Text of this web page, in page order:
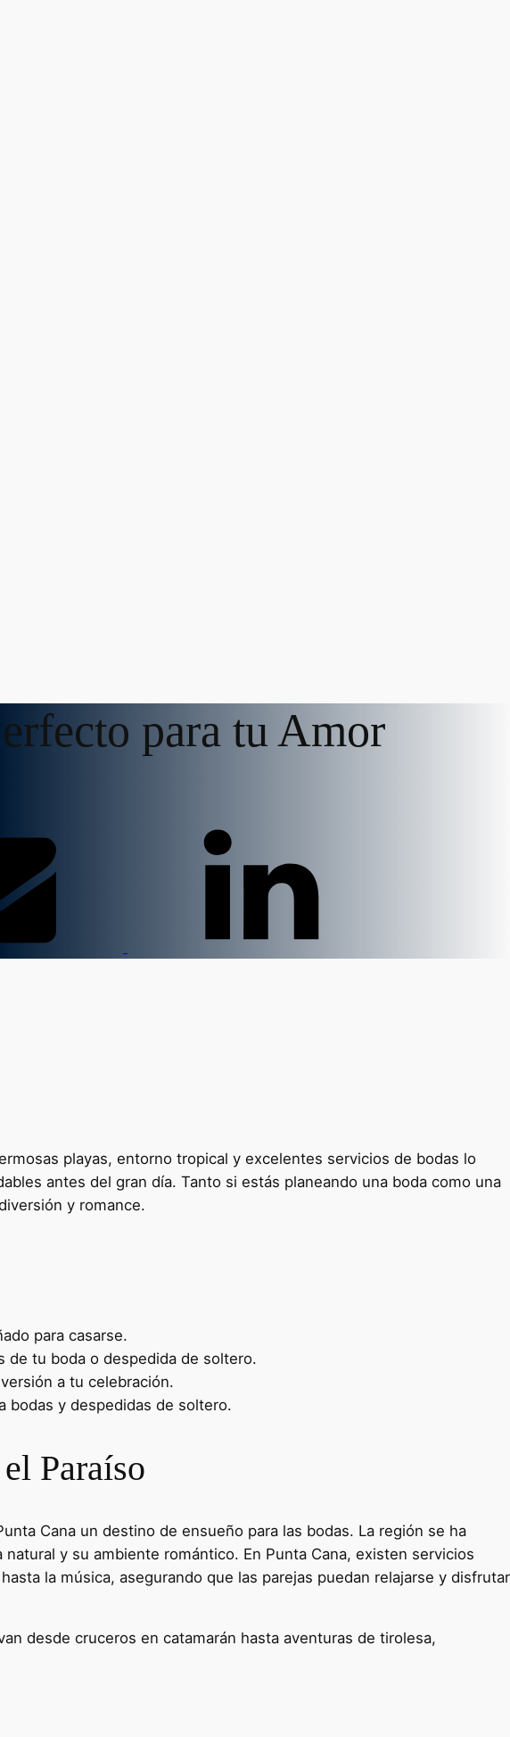
para tu Amor
playas, entorno tropical y excelentes servicios de bodas lo
antes del gran día. Tanto si estás planeando una boda como una
y romance.
para casarse.
de tu boda o despedida de soltero.
a tu celebración.
bodas y despedidas de soltero.
Paraíso
Cana un destino de ensueño para las bodas. La región se ha
y su ambiente romántico. En Punta Cana, existen servicios
la música, asegurando que las parejas puedan relajarse y disfrutar
desde cruceros en catamarán hasta aventuras de tirolesa,